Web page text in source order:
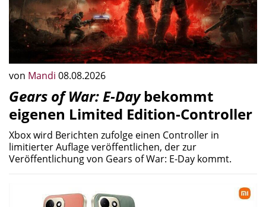
von Mandi 08.08.2026
Gears of War: E-Daybekommt
eigenen Limited Edition-Controller
Xbox wird Berichten zufolge einen Controller in
limitierter Auflage veröffentlichen, der zur
Veröffentlichung von Gears of War: E-Day kommt.